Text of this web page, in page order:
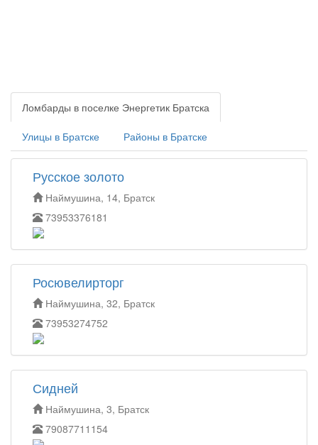
Ломбарды в поселке Энергетик Братска
Улицы в Братске Районы в Братске
Русское золото
Наймушина, 14, Братск
73953376181
Росювелирторг
Наймушина, 32, Братск
73953274752
Сидней
Наймушина, 3, Братск
79087711154